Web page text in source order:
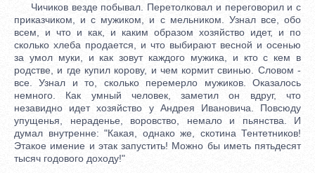
Чичиков везде побывал. Перетолковал и переговорил и с
приказчиком, и с мужиком, и с мельником. Узнал все, обо
всем, и что и как, и каким образом хозяйство идет, и по
сколько хлеба продается, и что выбирают весной и осенью
за умол муки, и как зовут каждого мужика, и кто с кем в
родстве, и где купил корову, и чем кормит свинью. Словом -
все. Узнал и то, сколько перемерло мужиков. Оказалось
немного. Как умный человек, заметил он вдруг, что
незавидно идет хозяйство у Андрея Ивановича. Повсюду
упущенья, нераденье, воровство, немало и пьянства. И
думал внутренне: "Какая, однако же, скотина Тентетников!
Этакое имение и этак запустить! Можно бы иметь пятьдесят
тысяч годового доходу!"